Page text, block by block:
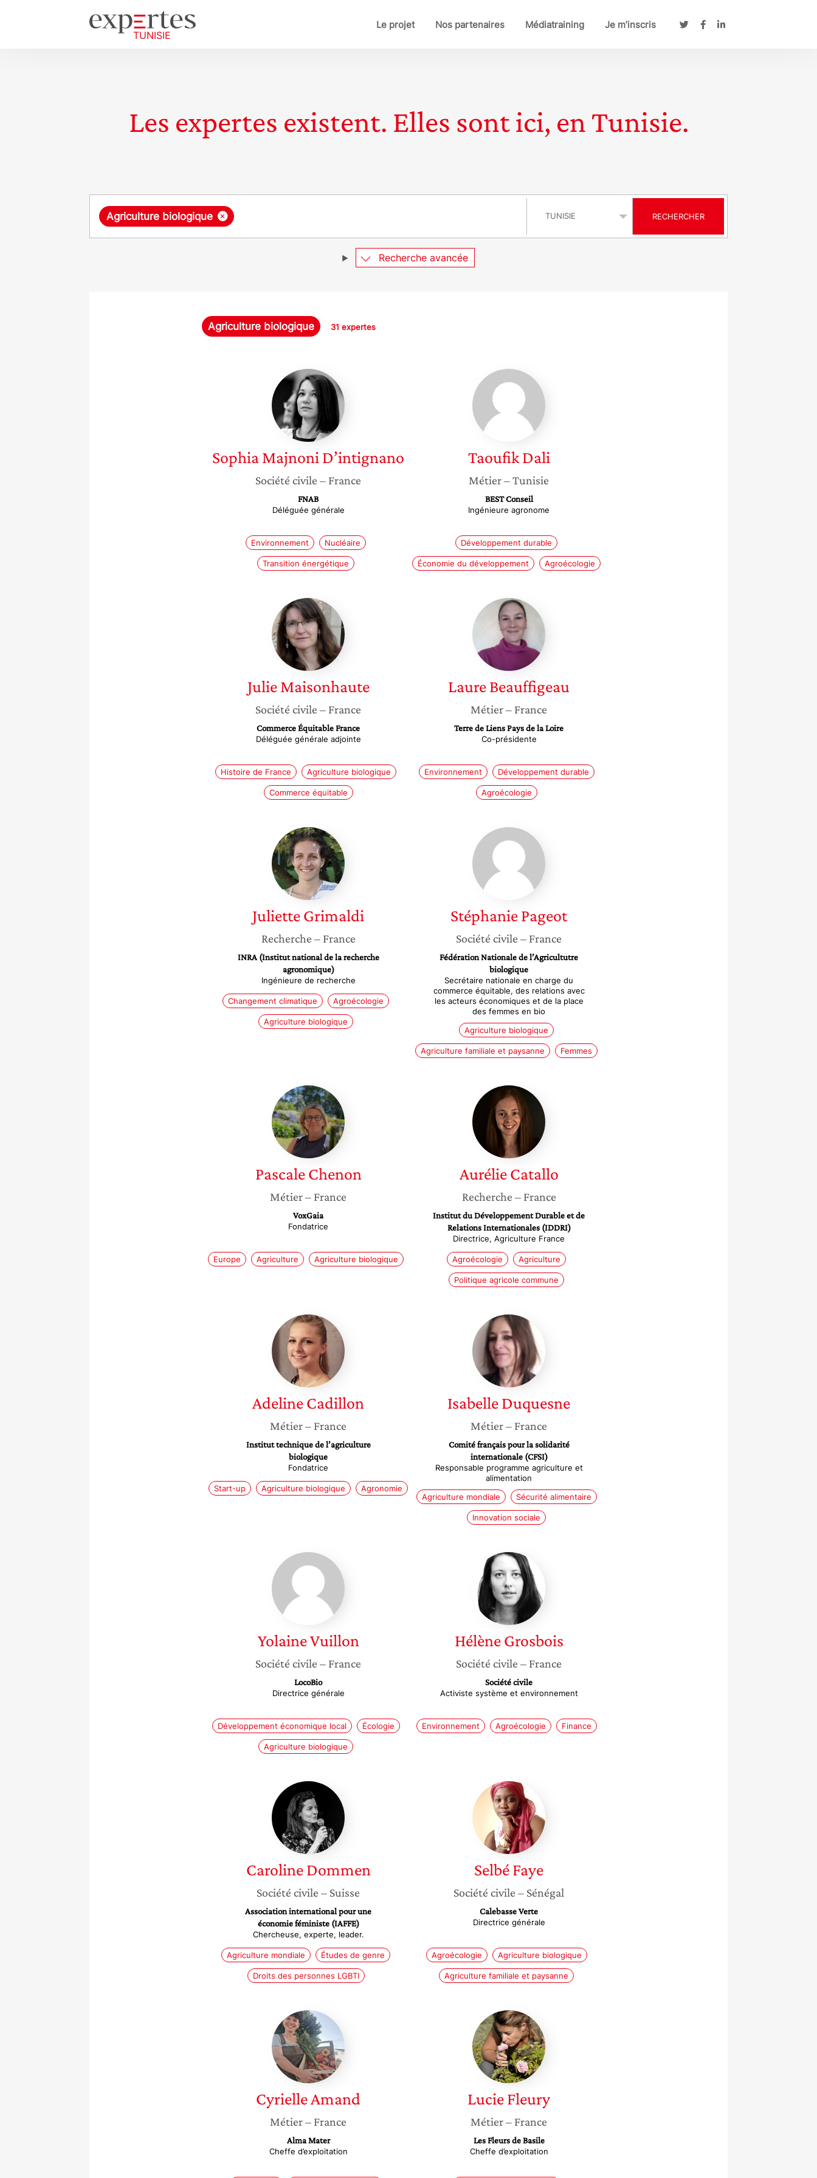
Le projet Nos partenaires Médiatraining Je m’inscris
Les expertes existent. Elles sont ici, en Tunisie.
Requête ×
Agriculture biologique RECHERCHER
Recherche avancée
Agriculture biologique 31 expertes
Sophia
Majnoni
D’intignano
SophiaMajnoni D’intignano
Société civile – France
FNAB
Déléguée générale
Environnement Nucléaire
Transition énergétique
Taoufik
Dali
Taoufik Dali
Métier– Tunisie
BEST Conseil
Ingénieure agronome
Développement durable
Économie du développement Agroécologie
Julie
Maisonhaute
Julie Maisonhaute
Société civile – France
Commerce Équitable France
Déléguée générale adjointe
Histoire de France Agriculture biologique
Commerce équitable
Laure
Beauffigeau
LaureBeauffigeau
Métier– France
Terre de Liens Pays de la Loire
Co-présidente
Environnement Développement durable
Agroécologie
Juliette
Grimaldi
JulietteGrimaldi
Recherche – France
INRA (Institut national de la recherche
agronomique)
Ingénieure de recherche
Changement climatique Agroécologie
Agriculture biologique
Stéphanie
Pageot
StéphaniePageot
Société civile – France
Fédération Nationale de l’Agricultutre
biologique
Secrétaire nationale en charge du
commerce équitable, des relations avec
les acteurs économiques et de la place
des femmes en bio
Agriculture biologique
Agriculture familiale et paysanne Femmes
Pascale
Chenon
Pascale Chenon
Métier– France
VoxGaia
Fondatrice
Europe Agriculture Agriculture biologique
Aurélie
Catallo
Aurélie Catallo
Recherche – France
Institut du Développement Durable et de
Relations Internationales (IDDRI)
Directrice, Agriculture France
Agroécologie Agriculture
Politique agricole commune
Adeline
Cadillon
AdelineCadillon
Métier– France
Institut technique de l’agriculture
biologique
Fondatrice
Start-up Agriculture biologique Agronomie
Isabelle
Duquesne
IsabelleDuquesne
Métier– France
Comité français pour la solidarité
internationale (CFSI)
Responsable programme agriculture et
alimentation
Agriculture mondiale
Sécurité alimentaire
Innovation sociale
Yolaine
Vuillon
YolaineVuillon
Société civile – France
LocoBio
Directrice générale
Développement économique local Écologie
Agriculture biologique
Hélène
Grosbois
Hélène Grosbois
Société civile – France
Société civile
Activiste système et environnement
Environnement Agroécologie Finance
Caroline
Dommen
Caroline Dommen
Société civile – Suisse
Association international pour une
économie féministe (IAFFE)
Chercheuse, experte, leader.
Agriculture mondiale Études de genre
Droits des personnes LGBTI
Selbé
Faye
SelbéFaye
Société civile – Sénégal
Calebasse Verte
Directrice générale
Agroécologie Agriculture biologique
Agriculture familiale et paysanne
Cyrielle
Amand
CyrielleAmand
Métier– France
Alma Mater
Cheffe d’exploitation
Lucie
Fleury
LucieFleury
Métier– France
Les Fleurs de Basile
Cheffe d’exploitation